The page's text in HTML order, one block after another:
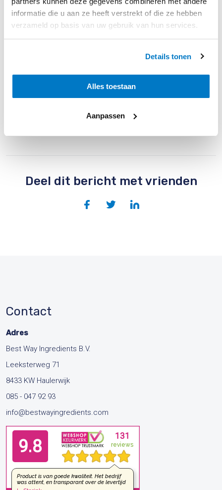
informatie die u aan ze heeft verstrekt of die ze hebben
verzameld op basis van uw gebruik van hun services.
Details tonen
Alles toestaan
Aanpassen
Kijk regelmatig op onze socials, FB en Insta voor meer leuke
recepten, feiten en weetjes met zuivelpoeders.
Deel dit bericht met vrienden
Contact
Adres
Best Way Ingredients B.V.
Leeksterweg 71
8433 KW Haulerwijk
085 - 047 92 93
info@bestwayingredients.com